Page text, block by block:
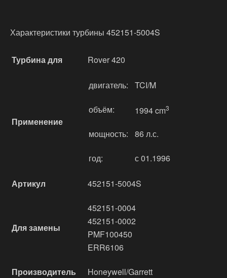
Характеристики турбины 452151-5004S
Турбина для Rover 420
Применение
двигатель: TCI/M
объём: 1994 cm3
мощность: 86 л.с.
год: с 01.1996
Артикул 452151-5004S
Для замены
452151-0004
452151-0002
PMF100450
ERR6106
Производитель Honeywell/Garrett